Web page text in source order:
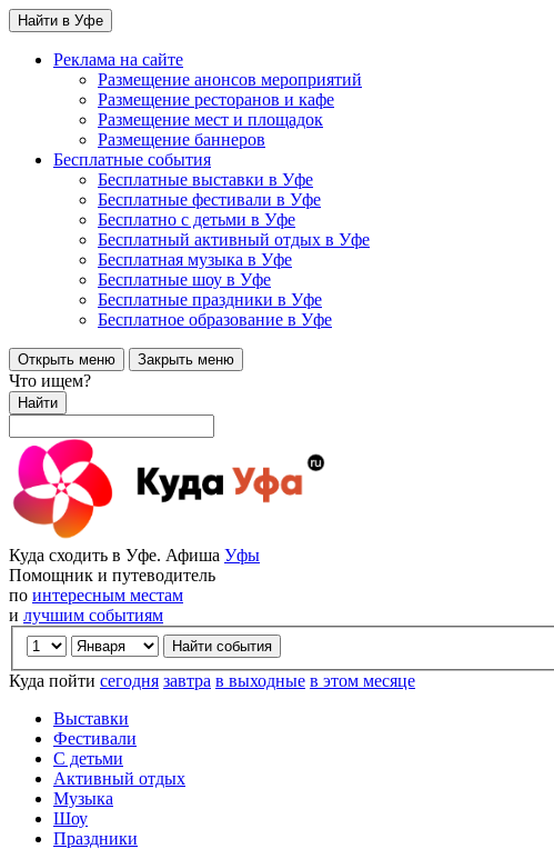
Найти в Уфе
Реклама на сайте
Размещение анонсов мероприятий
Размещение ресторанов и кафе
Размещение мест и площадок
Размещение баннеров
Бесплатные события
Бесплатные выставки в Уфе
Бесплатные фестивали в Уфе
Бесплатно с детьми в Уфе
Бесплатный активный отдых в Уфе
Бесплатная музыка в Уфе
Бесплатные шоу в Уфе
Бесплатные праздники в Уфе
Бесплатное образование в Уфе
Открыть меню Закрыть меню
Что ищем?
Найти
Куда сходить в Уфе. Афиша Уфы
Помощник и путеводитель
по интересным местам
и лучшим событиям
Куда пойти сегодня завтра в выходные в этом месяце
Выставки
Фестивали
С детьми
Активный отдых
Музыка
Шоу
Праздники